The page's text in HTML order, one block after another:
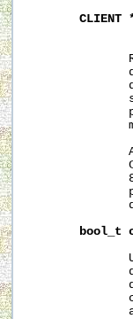
CLIENT
bool_t